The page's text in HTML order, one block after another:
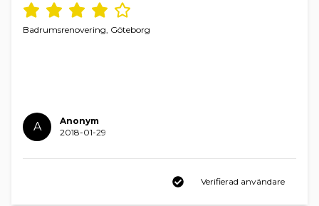
Badrumsrenovering, Göteborg
A
Anonym
2018-01-29
Verifierad användare